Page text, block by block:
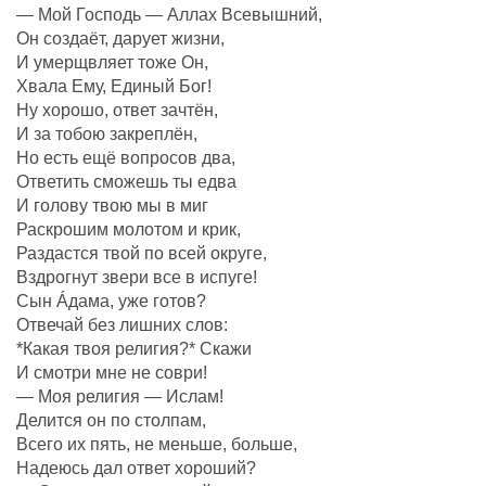
— Мой Господь — Аллах Всевышний,
Он создаëт, дарует жизни,
И умерщвляет тоже Он,
Хвала Ему, Единый Бог!
Ну хорошо, ответ зачтëн,
И за тобою закреплëн,
Но есть ещё вопросов два,
Ответить сможешь ты едва
И голову твою мы в миг
Раскрошим молотом и крик,
Раздастся твой по всей округе,
Вздрогнут звери все в испуге!
Сын Áдама, уже готов?
Отвечай без лишних слов:
*Какая твоя религия?* Скажи
И смотри мне не соври!
— Моя религия — Ислам!
Делится он по столпам,
Всего их пять, не меньше, больше,
Надеюсь дал ответ хороший?